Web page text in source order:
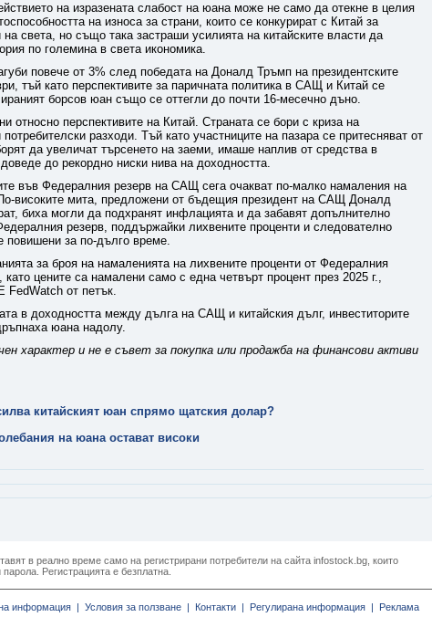
на изразената слабост на юана може не само да отекне в целия
на износа за страни, които се конкурират с Китай за
света, но също така застраши усилията на китайските власти да
по големина в света икономика.
повече от 3% след победата на Доналд Тръмп на президентските
тъй като перспективите за паричната политика в САЩ и Китай се
борсов юан също се оттегли до почти 16-месечно дъно.
относно перспективите на Китай. Страната се бори с криза на
разходи. Тъй като участниците на пазара се притесняват от
да увеличат търсенето на заеми, имаше наплив от средства в
до рекордно ниски нива на доходността.
във Федералния резерв на САЩ сега очакват по-малко намаления на
високите мита, предложени от бъдещия президент на САЩ Доналд
биха могли да подхранят инфлацията и да забавят допълнително
резерв, поддържайки лихвените проценти и следователно
повишени за по-дълго време.
за броя на намаленията на лихвените проценти от Федералния
цените са намалени само с една четвърт процент през 2025 г.,
FedWatch от петък.
в доходността между дълга на САЩ и китайския дълг, инвеститорите
юана надолу.
характер и не е съвет за покупка или продажба на финансови активи
китайският юан спрямо щатския долар?
на юана остават високи
в реално време само на регистрирани потребители на сайта infostock.bg, които
Регистрацията е безплатна.
информация | Условия за ползване | Контакти | Регулирана информация | Реклама